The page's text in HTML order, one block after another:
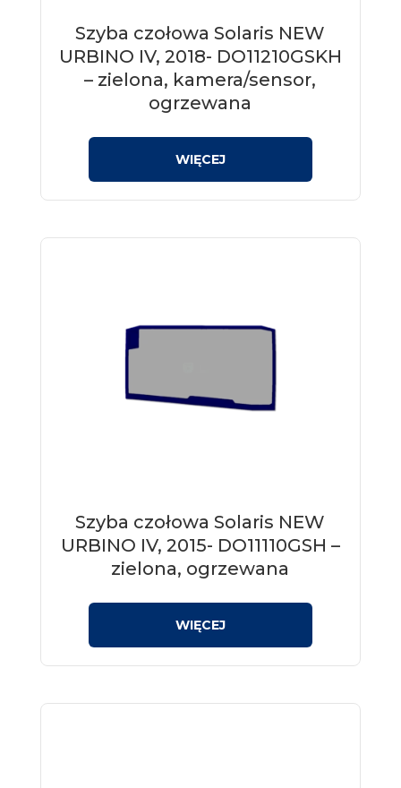
Szyba czołowa Solaris NEW
URBINO IV, 2018- DO11210GSKH
– zielona, kamera/sensor,
ogrzewana
Szyba czołowa Solaris NEW
URBINO IV, 2015- DO11110GSH –
zielona, ogrzewana